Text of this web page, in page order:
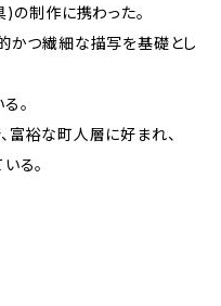
の制作に携わった。
かつ繊細な描写を基礎とし
。
富裕な町人層に好まれ、
る。